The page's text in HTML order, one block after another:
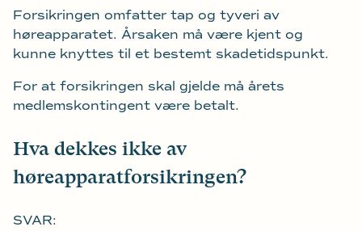
Forsikringen omfatter tap og tyveri av
høreapparatet. Årsaken må være kjent og
kunne knyttes til et bestemt skadetidspunkt.
For at forsikringen skal gjelde må årets
medlemskontingent være betalt.
Hva dekkes ikke av
høreapparatforsikringen?
SVAR: